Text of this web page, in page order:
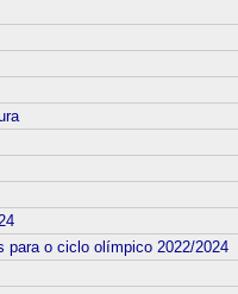
para o ciclo olímpico 2022/2024